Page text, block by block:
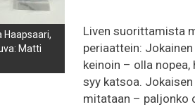
Haapsaari,
Matti
Liven suorittamista
periaattein:
keinoin – olla
syy katsoa.
mitataan – paljonko